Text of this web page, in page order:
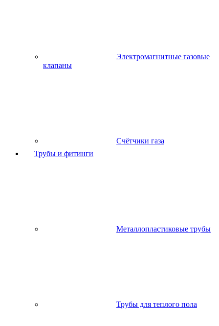
Электромагнитные газовые
клапаны
Счётчики газа
Трубы и фитинги
Металлопластиковые трубы
Трубы для теплого пола